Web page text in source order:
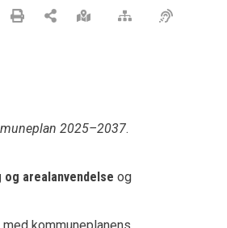
2025–2037.
og arealanvendelse og